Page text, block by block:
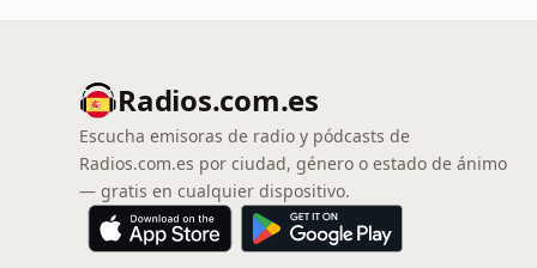
Radios.com.es
Escucha emisoras de radio y pódcasts de
Radios.com.es por ciudad, género o estado de ánimo
— gratis en cualquier dispositivo.